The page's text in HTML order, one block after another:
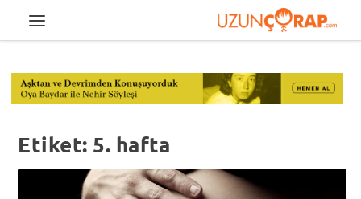
Etiket: 5. hafta